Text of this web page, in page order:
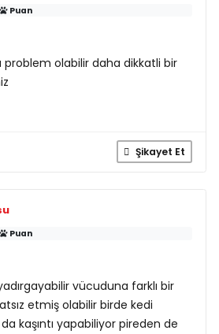
Puan
problem olabilir daha dikkatli bir
Şikayet Et
Puan
vücuduna farklı bir
etmiş olabilir birde kedi
kaşıntı yapabiliyor pireden de